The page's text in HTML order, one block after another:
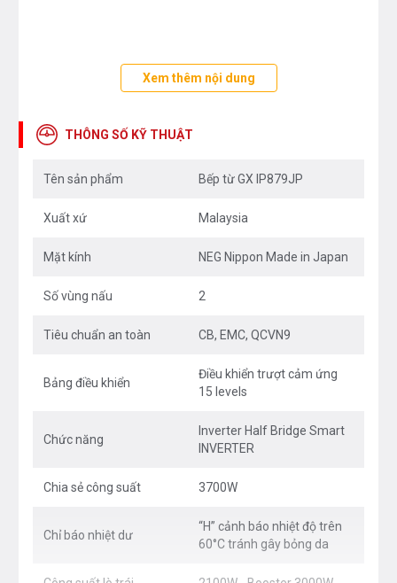
Thiết kế hiện đại, tinh tế:
mọi gia đình.
Viền hợp kim nhôm Alloy Carbon 3D mạ Nano
màu Titan sang trọng, chống bám vân tay và
IQ Smart tiên tiến, đảm bảo hiệu suất và độ
Quạt tản nhiệt Turbo hoạt động êm ái, độ ồn
Xem thêm nội dung
THÔNG SỐ KỸ THUẬT
Tên sản phẩm Bếp từ GX IP879JP
Xuất xứ Malaysia
Mặt kính NEG Nippon Made in Japan
Số vùng nấu 2
Tiêu chuẩn an toàn CB, EMC, QCVN9
Bảng điều khiển
Điều khiển trượt cảm ứng
15 levels
Chức năng
Inverter Half Bridge Smart
INVERTER
Chia sẻ công suất 3700W
Chỉ báo nhiệt dư
“H” cảnh báo nhiệt độ trên
60°C tránh gây bỏng da